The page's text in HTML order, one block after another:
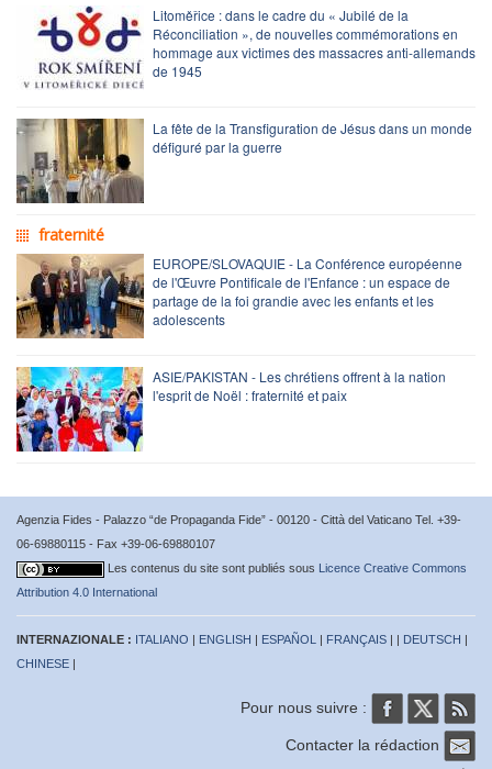
Litoměřice : dans le cadre du « Jubilé de la
Réconciliation », de nouvelles commémorations en
hommage aux victimes des massacres anti-allemands
de 1945
La fête de la Transfiguration de Jésus dans un monde
défiguré par la guerre
fraternité
EUROPE/SLOVAQUIE - La Conférence européenne
de l'Œuvre Pontificale de l'Enfance : un espace de
partage de la foi grandie avec les enfants et les
adolescents
ASIE/PAKISTAN - Les chrétiens offrent à la nation
l'esprit de Noël : fraternité et paix
Agenzia Fides - Palazzo “de Propaganda Fide” - 00120 - Città del Vaticano Tel. +39-
06-69880115 - Fax +39-06-69880107
Les contenus du site sont publiés sous Licence Creative Commons
Attribution 4.0 International
INTERNAZIONALE : ITALIANO | ENGLISH | ESPAÑOL | FRANÇAIS | | DEUTSCH |
CHINESE |
Pour nous suivre :
Contacter la rédaction